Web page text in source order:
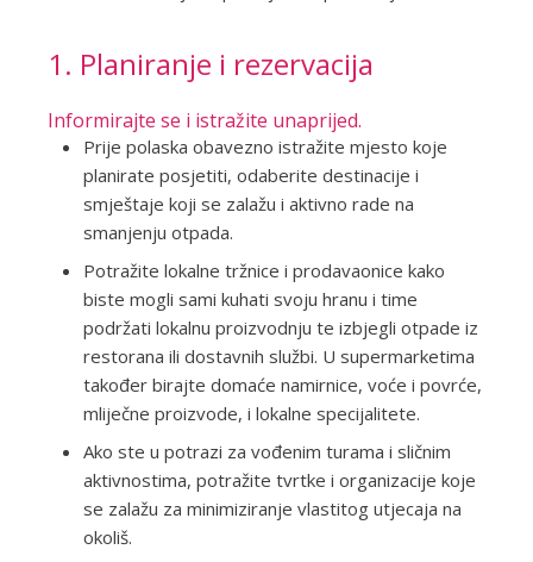
1. Planiranje i rezervacija
Informirajte se i istražite unaprijed.
Prije polaska obavezno istražite mjesto koje
planirate posjetiti, odaberite destinacije i
smještaje koji se zalažu i aktivno rade na
smanjenju otpada.
Potražite lokalne tržnice i prodavaonice kako
biste mogli sami kuhati svoju hranu i time
podržati lokalnu proizvodnju te izbjegli otpade iz
restorana ili dostavnih službi. U supermarketima
također birajte domaće namirnice, voće i povrće,
mliječne proizvode, i lokalne specijalitete.
Ako ste u potrazi za vođenim turama i sličnim
aktivnostima, potražite tvrtke i organizacije koje
se zalažu za minimiziranje vlastitog utjecaja na
okoliš.